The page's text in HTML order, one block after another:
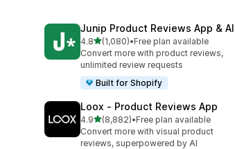
Junip Product Reviews App & AI
4.8滿分 5 顆星
(1,080)
共有 1080 則評價
•Free plan available
Convert more with product reviews,
unlimited review requests
Built for Shopify
Loox ‑ Product Reviews App
4.9滿分 5 顆星
(8,882)
共有 8882 則評價
•Free plan available
Convert more with visual product
reviews, superpowered by AI